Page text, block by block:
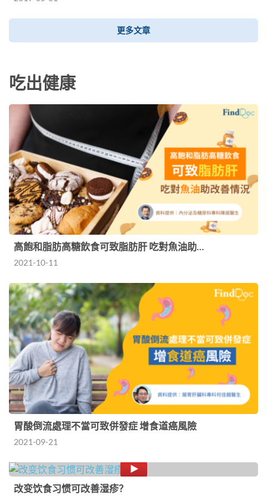
更多文章
吃出健康
高飽和脂肪高糖飲食可致脂肪肝 吃對魚油助…
2021-10-11
胃酸倒流處理不當可致併發症 增食道癌風險
2021-09-21
改变饮食习惯可改善湿疹？